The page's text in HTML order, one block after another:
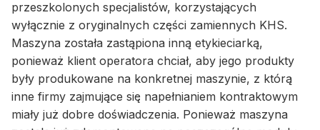
przeszkolonych specjalistów, korzystających
wyłącznie z oryginalnych części zamiennych KHS.
Maszyna została zastąpiona inną etykieciarką,
ponieważ klient operatora chciał, aby jego produkty
były produkowane na konkretnej maszynie, z którą
inne firmy zajmujące się napełnianiem kontraktowym
miały już dobre doświadczenia. Ponieważ maszyna